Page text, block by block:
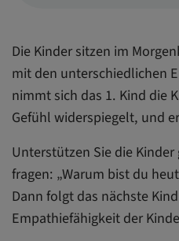
Die Kinder sitzen im
mit den unterschiedlichen
nimmt sich das 1. Kind die
Gefühl widerspiegelt, und
Unterstützen Sie die
fragen: „Warum bist du
Dann folgt das nächste
Empathiefähigkeit der